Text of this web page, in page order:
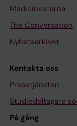
Medicinvetarna
The Conversation
Nyhetsarkivet
Kontakta oss
Presstjänsten
Studiedeltagare
På gång